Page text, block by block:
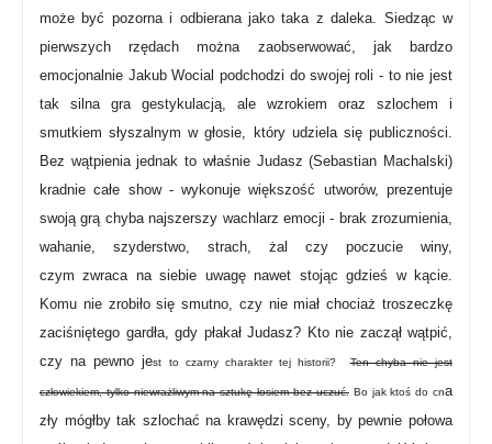
może być pozorna i odbierana jako taka z daleka. Siedząc w
pierwszych rzędach można zaobserwować, jak bardzo
emocjonalnie Jakub Wocial podchodzi do swojej roli - to nie jest
tak silna gra gestykulacją, ale wzrokiem oraz szlochem i
smutkiem słyszalnym w głosie, który udziela się publiczności.
Bez wątpienia jednak to właśnie Judasz (Sebastian Machalski)
kradnie całe show - wykonuje większość utworów, prezentuje
swoją grą chyba najszerszy wachlarz emocji - brak zrozumienia,
wahanie, szyderstwo, strach, żal czy poczucie winy,
czymzwraca na siebie uwagę nawet stojąc gdzieś w kącie.
Komu nie zrobiło się smutno, czy nie miał chociaż troszeczkę
zaciśniętego gardła, gdy płakał Judasz? Kto nie zaczął wątpić,
czy na pewno jest to czarny charakter tej historii?Ten chyba nie jest
człowiekiem, tylko niewrażliwym na sztukę łosiem bez uczuć. Bo jak ktoś do cna
zły mógłby tak szlochać na krawędzi sceny, by pewnie połowa